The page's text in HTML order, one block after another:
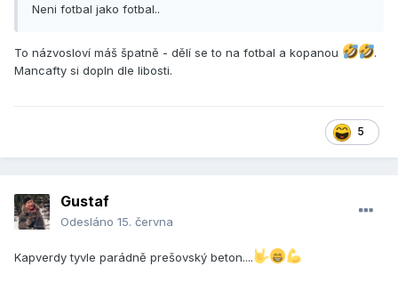
Neni fotbal jako fotbal..
To názvosloví máš špatně - dělí se to na fotbal a kopanou
.
Mancafty si dopln dle libosti.
5
Gustaf
Odesláno 15. června
Kapverdy tyvle parádně prešovský beton....